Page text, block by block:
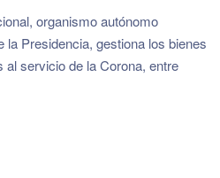
organismo autónomo
la Presidencia, gestiona los bienes
al servicio de la Corona, entre